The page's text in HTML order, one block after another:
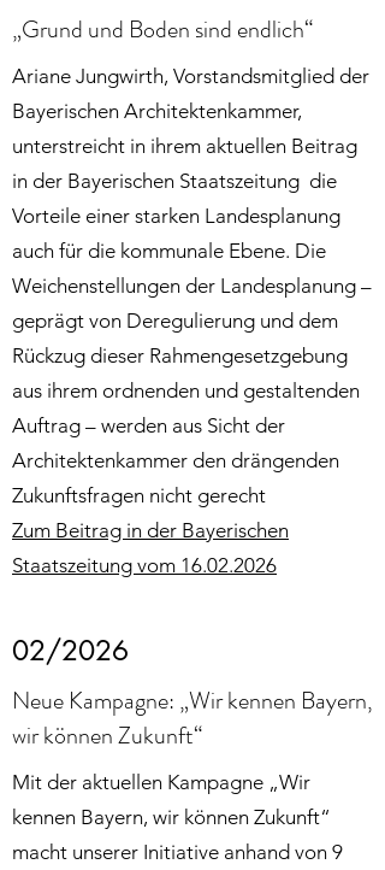
„Grund und Boden sind endlich“
Ariane Jungwirth, Vorstandsmitglied der
Bayerischen Architektenkammer,
unterstreicht in ihrem aktuellen Beitrag
in der Bayerischen Staatszeitung die
Vorteile einer starken Landesplanung
auch für die kommunale Ebene. Die
Weichenstellungen der Landesplanung –
geprägt von Deregulierung und dem
Rückzug dieser Rahmengesetzgebung
aus ihrem ordnenden und gestaltenden
Auftrag – werden aus Sicht der
Architektenkammer den drängenden
Zukunftsfragen nicht gerecht
Zum Beitrag in der Bayerischen
Staatszeitung vom 16.02.2026
02/2026
Neue Kampagne: „Wir kennen Bayern,
wir können Zukunft“
Mit der aktuellen Kampagne „Wir
kennen Bayern, wir können Zukunft“
macht unserer Initiative anhand von 9